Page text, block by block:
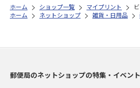
ホーム ショップ一覧 マイプリント
ホーム
ネットショップ 雑貨・日用品
郵便局のネットショップの特集・イベント